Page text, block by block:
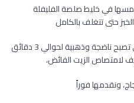
في خليط صلصة الفليفلة
حتى تتغلف بالكامل
نطهو قطع الدجاج بالمقلاة حتى تصبح ناضجة وذهبية لحوالي 3 دقائق
لامتصاص الزيت الفائض،
ونقدمها فوراً